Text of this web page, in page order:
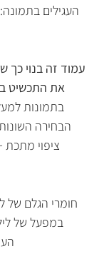
העגילים
עמוד זה בנוי כך
את התכשיט
בתמונות
הבחירה
ציפוי מתכת
חומרי הגלם של
במפעל של